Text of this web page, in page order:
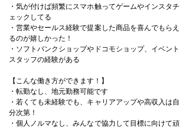
・気が付けば頻繁にスマホ触ってゲームやインスタチ
ェックしてる
・営業やセールス経験で提案した商品を喜んでもらえ
るのが嬉しかった！
・ソフトバンクショップやドコモショップ、イベント
スタッフの経験がある
【こんな働き方ができます！】
・転勤なし、地元勤務可能です
・若くても未経験でも、キャリアアップや高収入は自
分次第！
・個人ノルマなし、みんなで協力して目標に向けて頑